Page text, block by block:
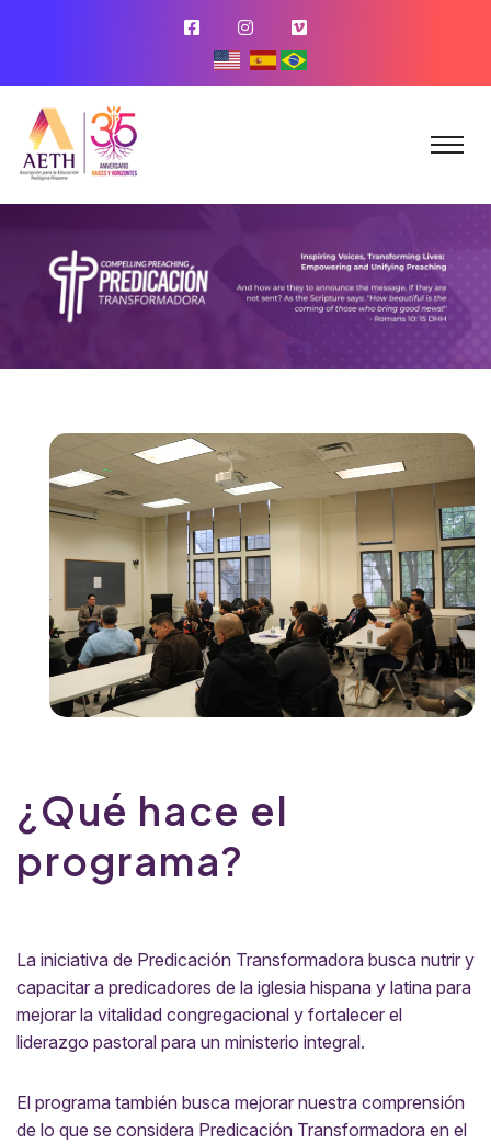
¿Qué hace el
programa?
La iniciativa de Predicación Transformadora busca nutrir y
capacitar a predicadores de la iglesia hispana y latina para
mejorar la vitalidad congregacional y fortalecer el
liderazgo pastoral para un ministerio integral.
El programa también busca mejorar nuestra comprensión
de lo que se considera Predicación Transformadora en el